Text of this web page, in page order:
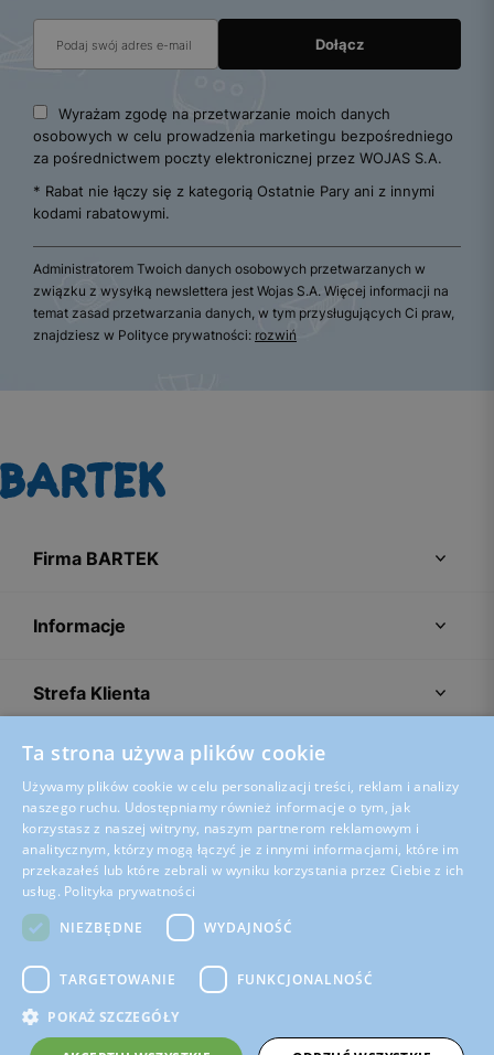
Wyrażam zgodę na przetwarzanie moich danych
osobowych w celu prowadzenia marketingu bezpośredniego
za pośrednictwem poczty elektronicznej przez WOJAS S.A.
* Rabat nie łączy się z kategorią Ostatnie Pary ani z innymi
kodami rabatowymi.
Administratorem Twoich danych osobowych przetwarzanych w
związku z wysyłką newslettera jest Wojas S.A. Więcej informacji na
temat zasad przetwarzania danych, w tym przysługujących Ci praw,
znajdziesz w Polityce prywatności: rozwiń
Firma BARTEK
Informacje
Strefa Klienta
Porady
Regulamin sklepu Polityka prywatności Ustawienia plików cookies
Ta strona używa plików cookie
Używamy plików cookie w celu personalizacji treści, reklam i analizy
naszego ruchu. Udostępniamy również informacje o tym, jak
korzystasz z naszej witryny, naszym partnerom reklamowym i
analitycznym, którzy mogą łączyć je z innymi informacjami, które im
przekazałeś lub które zebrali w wyniku korzystania przez Ciebie z ich
usług. Polityka prywatności
NIEZBĘDNE
WYDAJNOŚĆ
TARGETOWANIE FUNKCJONALNOŚĆ
POKAŻ SZCZEGÓŁY